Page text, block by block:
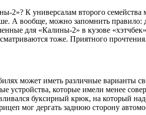
2»? К универсалам второго
А вообще, можно запомнить
для «Калины-2» в кузове
тоже. Приятного прочтения.
может иметь различные варианты
устройства, которые имели менее
буксирный крюк, на который
мог дергать заднюю сторону